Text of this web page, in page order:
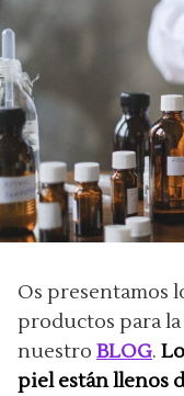
Os presentamos
productos para
nuestro BLOG.
piel están llenos